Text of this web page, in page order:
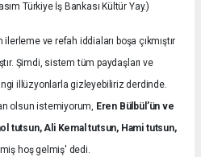
Türkiye İş Bankası Kültür Yay.)
ve refah iddiaları boşa çıkmıştır
Şimdi, sistem tüm paydaşları ve
illüzyonlarla gizleyebiliriz derdinde.
olsun istemiyorum, Eren Bülbül’ün ve
tutsun, Ali Kemal tutsun, Hami tutsun,
hoş gelmiş' dedi.